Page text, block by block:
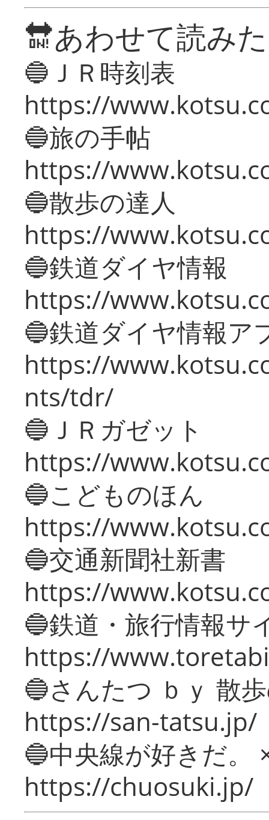
🔛あわせて読み
🔵ＪＲ時刻表
https://
🔵旅の手帖
https://
🔵散歩の達人
https://
🔵鉄道ダイヤ情報
https://
🔵鉄道ダイヤ情報ア
https://
nts/tdr/
🔵ＪＲガゼット
https://
🔵こどものほん
https://
🔵交通新聞社新書
https://
🔵鉄道・旅行情報サ
https://
🔵さんたつ ｂｙ 散
https://san-tatsu.jp/
🔵中央線が好きだ。
https://chuosuki.jp/